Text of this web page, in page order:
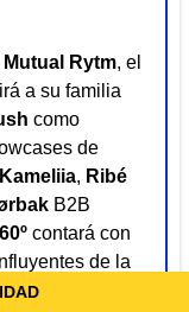
Mutual Rytm, el
a su familia
como
de
Kameliia, Ribé
B2B
contará con
de la
su line